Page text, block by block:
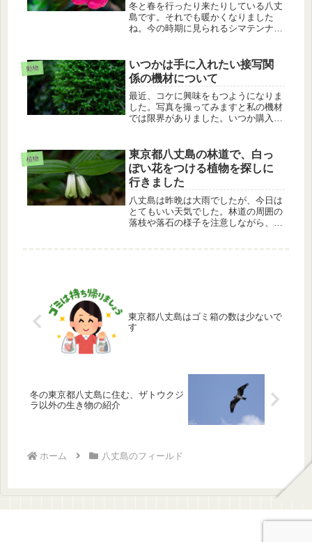
冬と春を行ったり来たりしている八丈
島です。それでも暖かくなりました
ね。今の時期に見られるシマテンナン
の実を楽しんできました。
動物
いつかは手に入れたい接写関
係の機材について
最近、コケに興味をもつようになりま
した。写真を撮ってみますと私の機材
では限界がありました。いつか購入し
植物
東京都八丈島の林道で、白っ
ぽい花をつける植物を探しに
行きました
八丈島は昨晩は大雨でしたが、今日は
とてもいい天気でした。林道の周囲の
落枝や落石の様子を注意しながら、白
東京都八丈島はゴミ箱の数は少ないで
す
冬の東京都八丈島に住む、ザトウクジ
ラ以外の生き物の紹介
ホーム 八丈島のフィールド